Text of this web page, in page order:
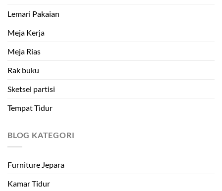
Lemari Pakaian
Meja Kerja
Meja Rias
Rak buku
Sketsel partisi
Tempat Tidur
BLOG KATEGORI
Furniture Jepara
Kamar Tidur